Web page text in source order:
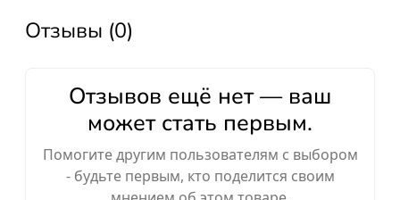
Отзывы (0)
Отзывов ещё нет — ваш
может стать первым.
Помогите другим пользователям с выбором
- будьте первым, кто поделится своим